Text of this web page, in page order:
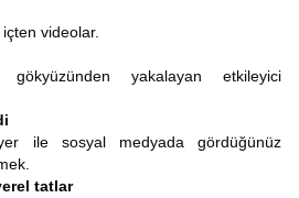
videolar.
gökyüzünden yakalayan etkileyici
ile sosyal medyada gördüğünüz
tatlar